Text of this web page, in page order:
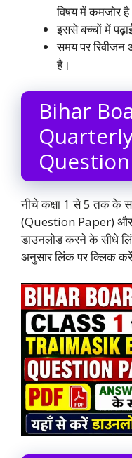
विषय में कमजोर
इससे बच्चों में
समय पर
है।
Bihar
नीचे कक्षा 1 से 5 तक के
(Question Paper) और
डाउनलोड करने के सीधे
अनुसार लिंक पर क्लिक